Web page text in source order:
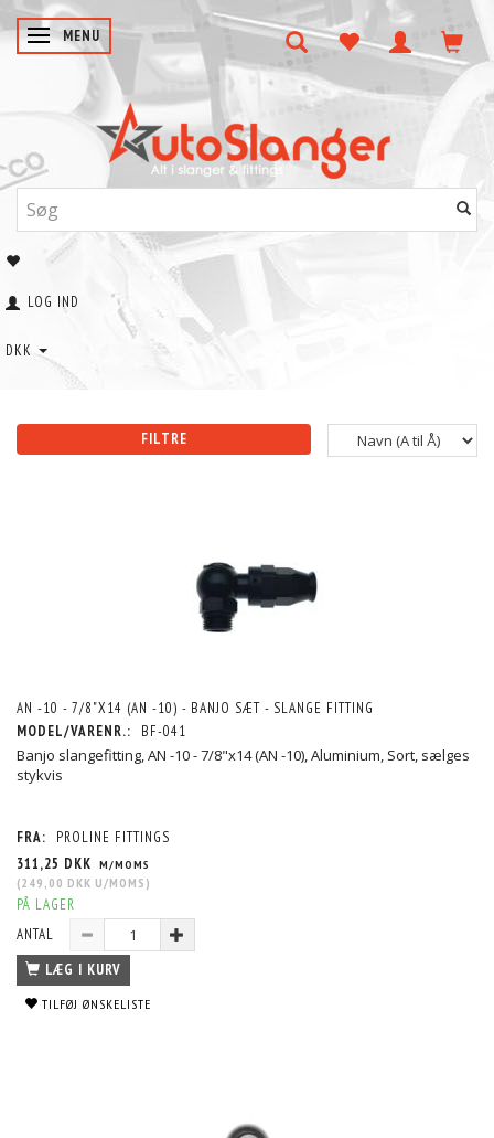
SKIFTE NAVIGATION
MENU
LOG IND
DKK
FILTRE
AN -10 - 7/8"X14 (AN -10) - BANJO SÆT - SLANGE FITTING
MODEL/VARENR.:
BF-041
Banjo slangefitting, AN -10 - 7/8"x14 (AN -10), Aluminium, Sort, sælges
stykvis
FRA:
PROLINE FITTINGS
311,25 DKK M/MOMS
(249,00 DKK U/MOMS )
PÅ LAGER
ANTAL
LÆG I KURV
TILFØJ ØNSKELISTE